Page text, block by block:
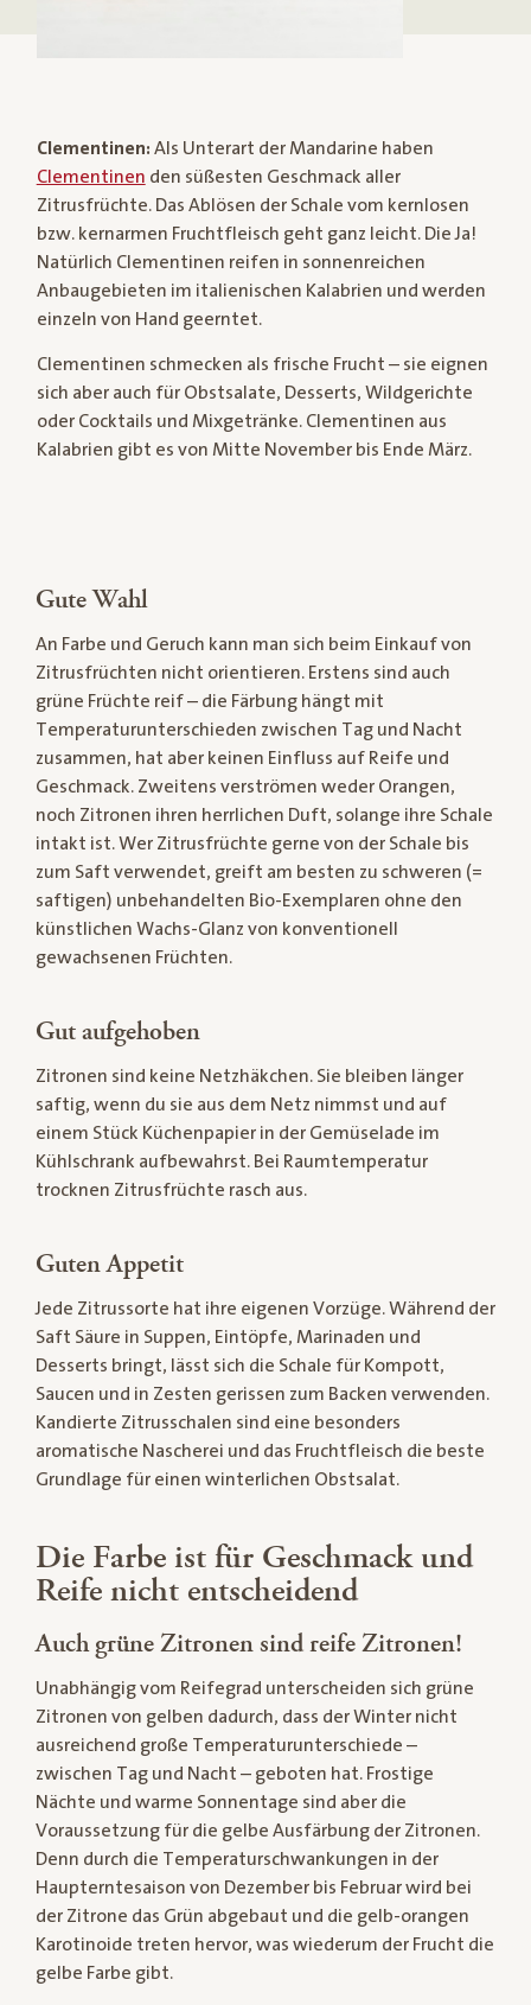
Clementinen: Als Unterart der Mandarine haben
Clementinen den süßesten Geschmack aller
Zitrusfrüchte. Das Ablösen der Schale vom kernlosen
bzw. kernarmen Fruchtfleisch geht ganz leicht. Die Ja!
Natürlich Clementinen reifen in sonnenreichen
Anbaugebieten im italienischen Kalabrien und werden
einzeln von Hand geerntet.
Clementinen schmecken als frische Frucht – sie eignen
sich aber auch für Obstsalate, Desserts, Wildgerichte
oder Cocktails und Mixgetränke. Clementinen aus
Kalabrien gibt es von Mitte November bis Ende März.
Gute Wahl
An Farbe und Geruch kann man sich beim Einkauf von
Zitrusfrüchten nicht orientieren. Erstens sind auch
grüne Früchte reif – die Färbung hängt mit
Temperaturunterschieden zwischen Tag und Nacht
zusammen, hat aber keinen Einfluss auf Reife und
Geschmack. Zweitens verströmen weder Orangen,
noch Zitronen ihren herrlichen Duft, solange ihre Schale
intakt ist. Wer Zitrusfrüchte gerne von der Schale bis
zum Saft verwendet, greift am besten zu schweren (=
saftigen) unbehandelten Bio-Exemplaren ohne den
künstlichen Wachs-Glanz von konventionell
gewachsenen Früchten.
Gut aufgehoben
Zitronen sind keine Netzhäkchen. Sie bleiben länger
saftig, wenn du sie aus dem Netz nimmst und auf
einem Stück Küchenpapier in der Gemüselade im
Kühlschrank aufbewahrst. Bei Raumtemperatur
trocknen Zitrusfrüchte rasch aus.
Guten Appetit
Jede Zitrussorte hat ihre eigenen Vorzüge. Während der
Saft Säure in Suppen, Eintöpfe, Marinaden und
Desserts bringt, lässt sich die Schale für Kompott,
Saucen und in Zesten gerissen zum Backen verwenden.
Kandierte Zitrusschalen sind eine besonders
aromatische Nascherei und das Fruchtfleisch die beste
Grundlage für einen winterlichen Obstsalat.
Die Farbe ist für Geschmack und
Reife nicht entscheidend
Auch grüne Zitronen sind reife Zitronen!
Unabhängig vom Reifegrad unterscheiden sich grüne
Zitronen von gelben dadurch, dass der Winter nicht
ausreichend große Temperaturunterschiede –
zwischen Tag und Nacht – geboten hat. Frostige
Nächte und warme Sonnentage sind aber die
Voraussetzung für die gelbe Ausfärbung der Zitronen.
Denn durch die Temperaturschwankungen in der
Haupterntesaison von Dezember bis Februar wird bei
der Zitrone das Grün abgebaut und die gelb-orangen
Karotinoide treten hervor, was wiederum der Frucht die
gelbe Farbe gibt.